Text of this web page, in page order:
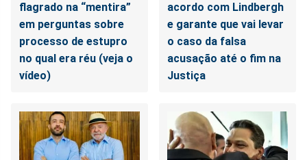
flagrado na “mentira”
em perguntas sobre
processo de estupro
no qual era réu (veja o
vídeo)
acordo com Lindbergh
e garante que vai levar
o caso da falsa
acusação até o fim na
Justiça